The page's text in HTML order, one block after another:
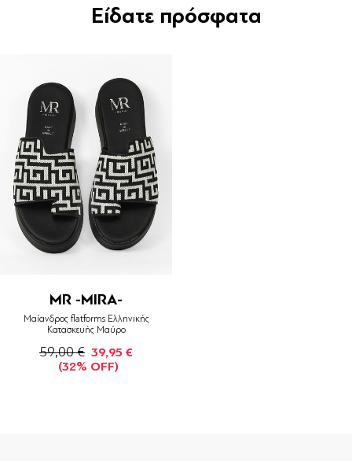
Είδατε πρόσφατα
MR -MIRA-
Μαίανδρος flatforms Ελληνικής
Κατασκευής Μαύρο
59,00 € 39,95 €
(32% OFF)